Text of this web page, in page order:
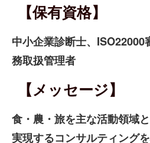
【保有資格】
中小企業診断士、
務取扱管理者
【メッセージ】
食・農・旅を主な活動領域
実現するコンサルティング